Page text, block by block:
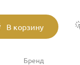
В корзину
Бренд